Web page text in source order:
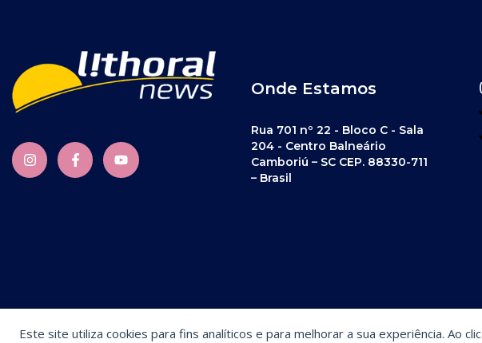
Este site utiliza cookies para fins analíticos e para melhorar a sua experiência. Ao
Onde Estamos
Rua 701 nº 22 - Bloco C - Sala
204 - Centro Balneário
Camboriú – SC CEP. 88330-711
– Brasil